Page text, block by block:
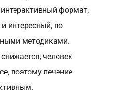
формат,
интересный, по
методиками.
человек
поэтому лечение